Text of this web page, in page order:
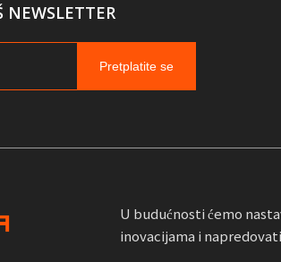
NEWSLETTER
Pretplatite se
U budućnosti ćemo
inovacijama i